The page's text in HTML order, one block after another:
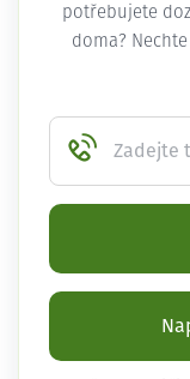
potřebujete
doma?
Zadejte